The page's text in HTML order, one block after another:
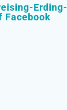
Erding-
Facebook